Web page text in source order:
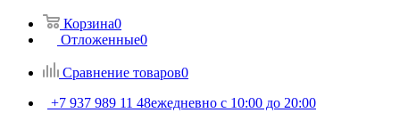
Корзина0
Отложенные0
Сравнение товаров0
+7 937 989 11 48ежедневно с 10:00 до 20:00